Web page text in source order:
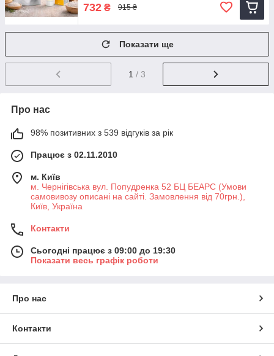
732 ₴ 915 ₴
Показати ще
1 / 3
Про нас
98% позитивних з 539 відгуків за рік
Працює з 02.11.2010
м. Київ
м. Чернігівська вул. Попудренка 52 БЦ БЕАРС (Умови
самовивозу описані на сайті. Замовлення від 70грн.),
Київ, Україна
Контакти
Сьогодні працює з 09:00 до 19:30
Показати весь графік роботи
Про нас
Контакти